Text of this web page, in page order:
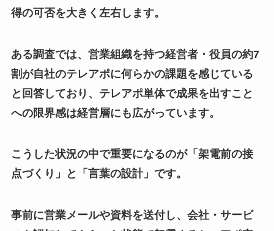
得の可否を大きく左右します。
ある調査では、営業組織を持つ経営者・役員の約7
割が自社のテレアポに何らかの課題を感じている
と回答しており、テレアポ単体で成果を出すこと
への限界感は経営層にも広がっています。
こうした状況の中で重要になるのが「架電前の接
点づくり」と「言葉の設計」です。
事前に営業メールや資料を送付し、会社・サービ